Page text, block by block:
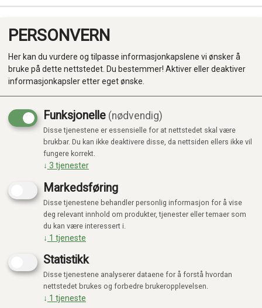
Produkter
Kategorier
PERSONVERN
Her kan du vurdere og tilpasse informasjonkapslene vi ønsker å
bruke på dette nettstedet. Du bestemmer! Aktiver eller deaktiver
informasjonkapsler etter eget ønske.
Funksjonelle (nødvendig)
Disse tjenestene er essensielle for at nettstedet skal være
brukbar. Du kan ikke deaktivere disse, da nettsiden ellers ikke vil
fungere korrekt.
↓ 3 tjenester
Markedsføring
Disse tjenestene behandler personlig informasjon for å vise
deg relevant innhold om produkter, tjenester eller temaer som
du kan være interessert i.
↓ 1 tjeneste
Statistikk
Disse tjenestene analyserer dataene for å forstå hvordan
nettstedet brukes og forbedre brukeropplevelsen.
↓ 1 tjeneste